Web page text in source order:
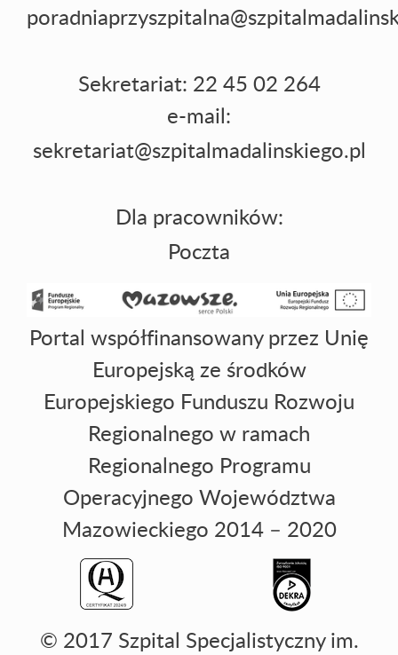
Sekretariat: 22 45 02 264
e-mail:
sekretariat@szpitalmadalinskiego.pl
Dla pracowników:
Poczta
Portal współfinansowany przez Unię
Europejską ze środków
Europejskiego Funduszu Rozwoju
Regionalnego w ramach
Regionalnego Programu
Operacyjnego Województwa
Mazowieckiego 2014 – 2020
© 2017 Szpital Specjalistyczny im.